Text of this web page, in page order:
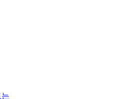
는